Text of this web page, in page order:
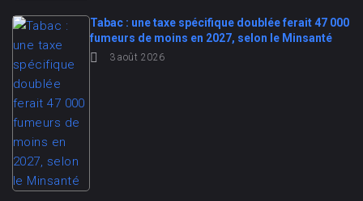
Tabac : une taxe spécifique doublée ferait 47 000
fumeurs de moins en 2027, selon le Minsanté
3 août 2026